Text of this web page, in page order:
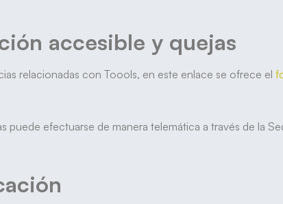
accesible y quejas
relacionadas con Toools, en este enlace se ofrece el
puede efectuarse de manera telemática a través de la